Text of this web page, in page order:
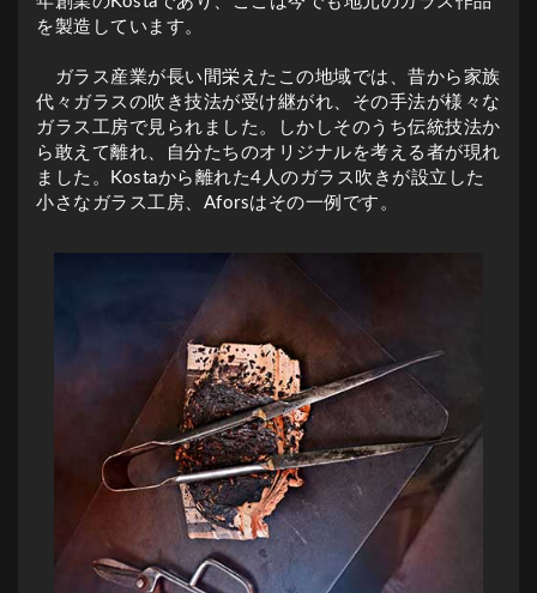
を製造しています。
ガラス産業が長い間栄えたこの地域では、昔から家族
代々ガラスの吹き技法が受け継がれ、その手法が様々な
ガラス工房で見られました。しかしそのうち伝統技法か
ら敢えて離れ、自分たちのオリジナルを考える者が現れ
ました。Kostaから離れた4人のガラス吹きが設立した
小さなガラス工房、Aforsはその一例です。